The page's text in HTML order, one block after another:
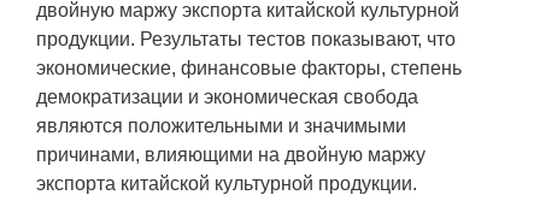
двойную маржу экспорта китайской культурной
продукции. Результаты тестов показывают, что
экономические, финансовые факторы, степень
демократизации и экономическая свобода
являются положительными и значимыми
причинами, влияющими на двойную маржу
экспорта китайской культурной продукции.